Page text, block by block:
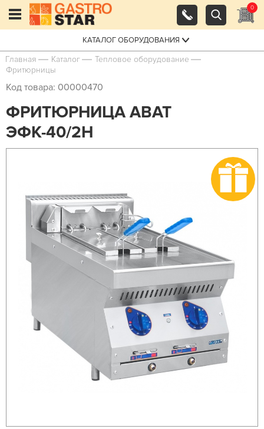
0
КАТАЛОГ ОБОРУДОВАНИЯ
Главная Каталог
Тепловое оборудование
Фритюрницы
Код товара: 00000470
ФРИТЮРНИЦА ABAT
ЭФК-40/2Н